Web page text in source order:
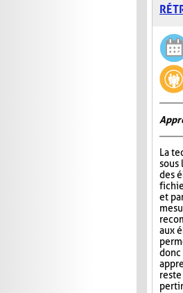
La
sous
des
et
aux
donc